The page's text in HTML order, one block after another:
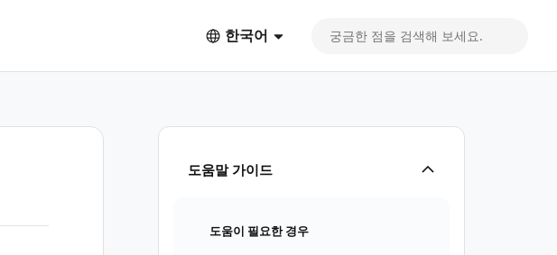
한국어
도움말 가이드
도움이 필요한 경우